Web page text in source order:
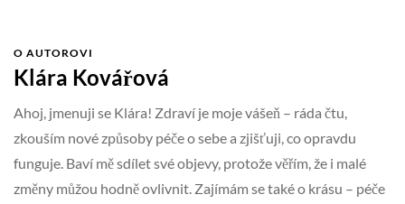
O AUTOROVI
Klára Kovářová
Ahoj, jmenuji se Klára! Zdraví je moje vášeň – ráda čtu,
zkouším nové způsoby péče o sebe a zjišťuji, co opravdu
funguje. Baví mě sdílet své objevy, protože věřím, že i malé
změny můžou hodně ovlivnit. Zajímám se také o krásu – péče